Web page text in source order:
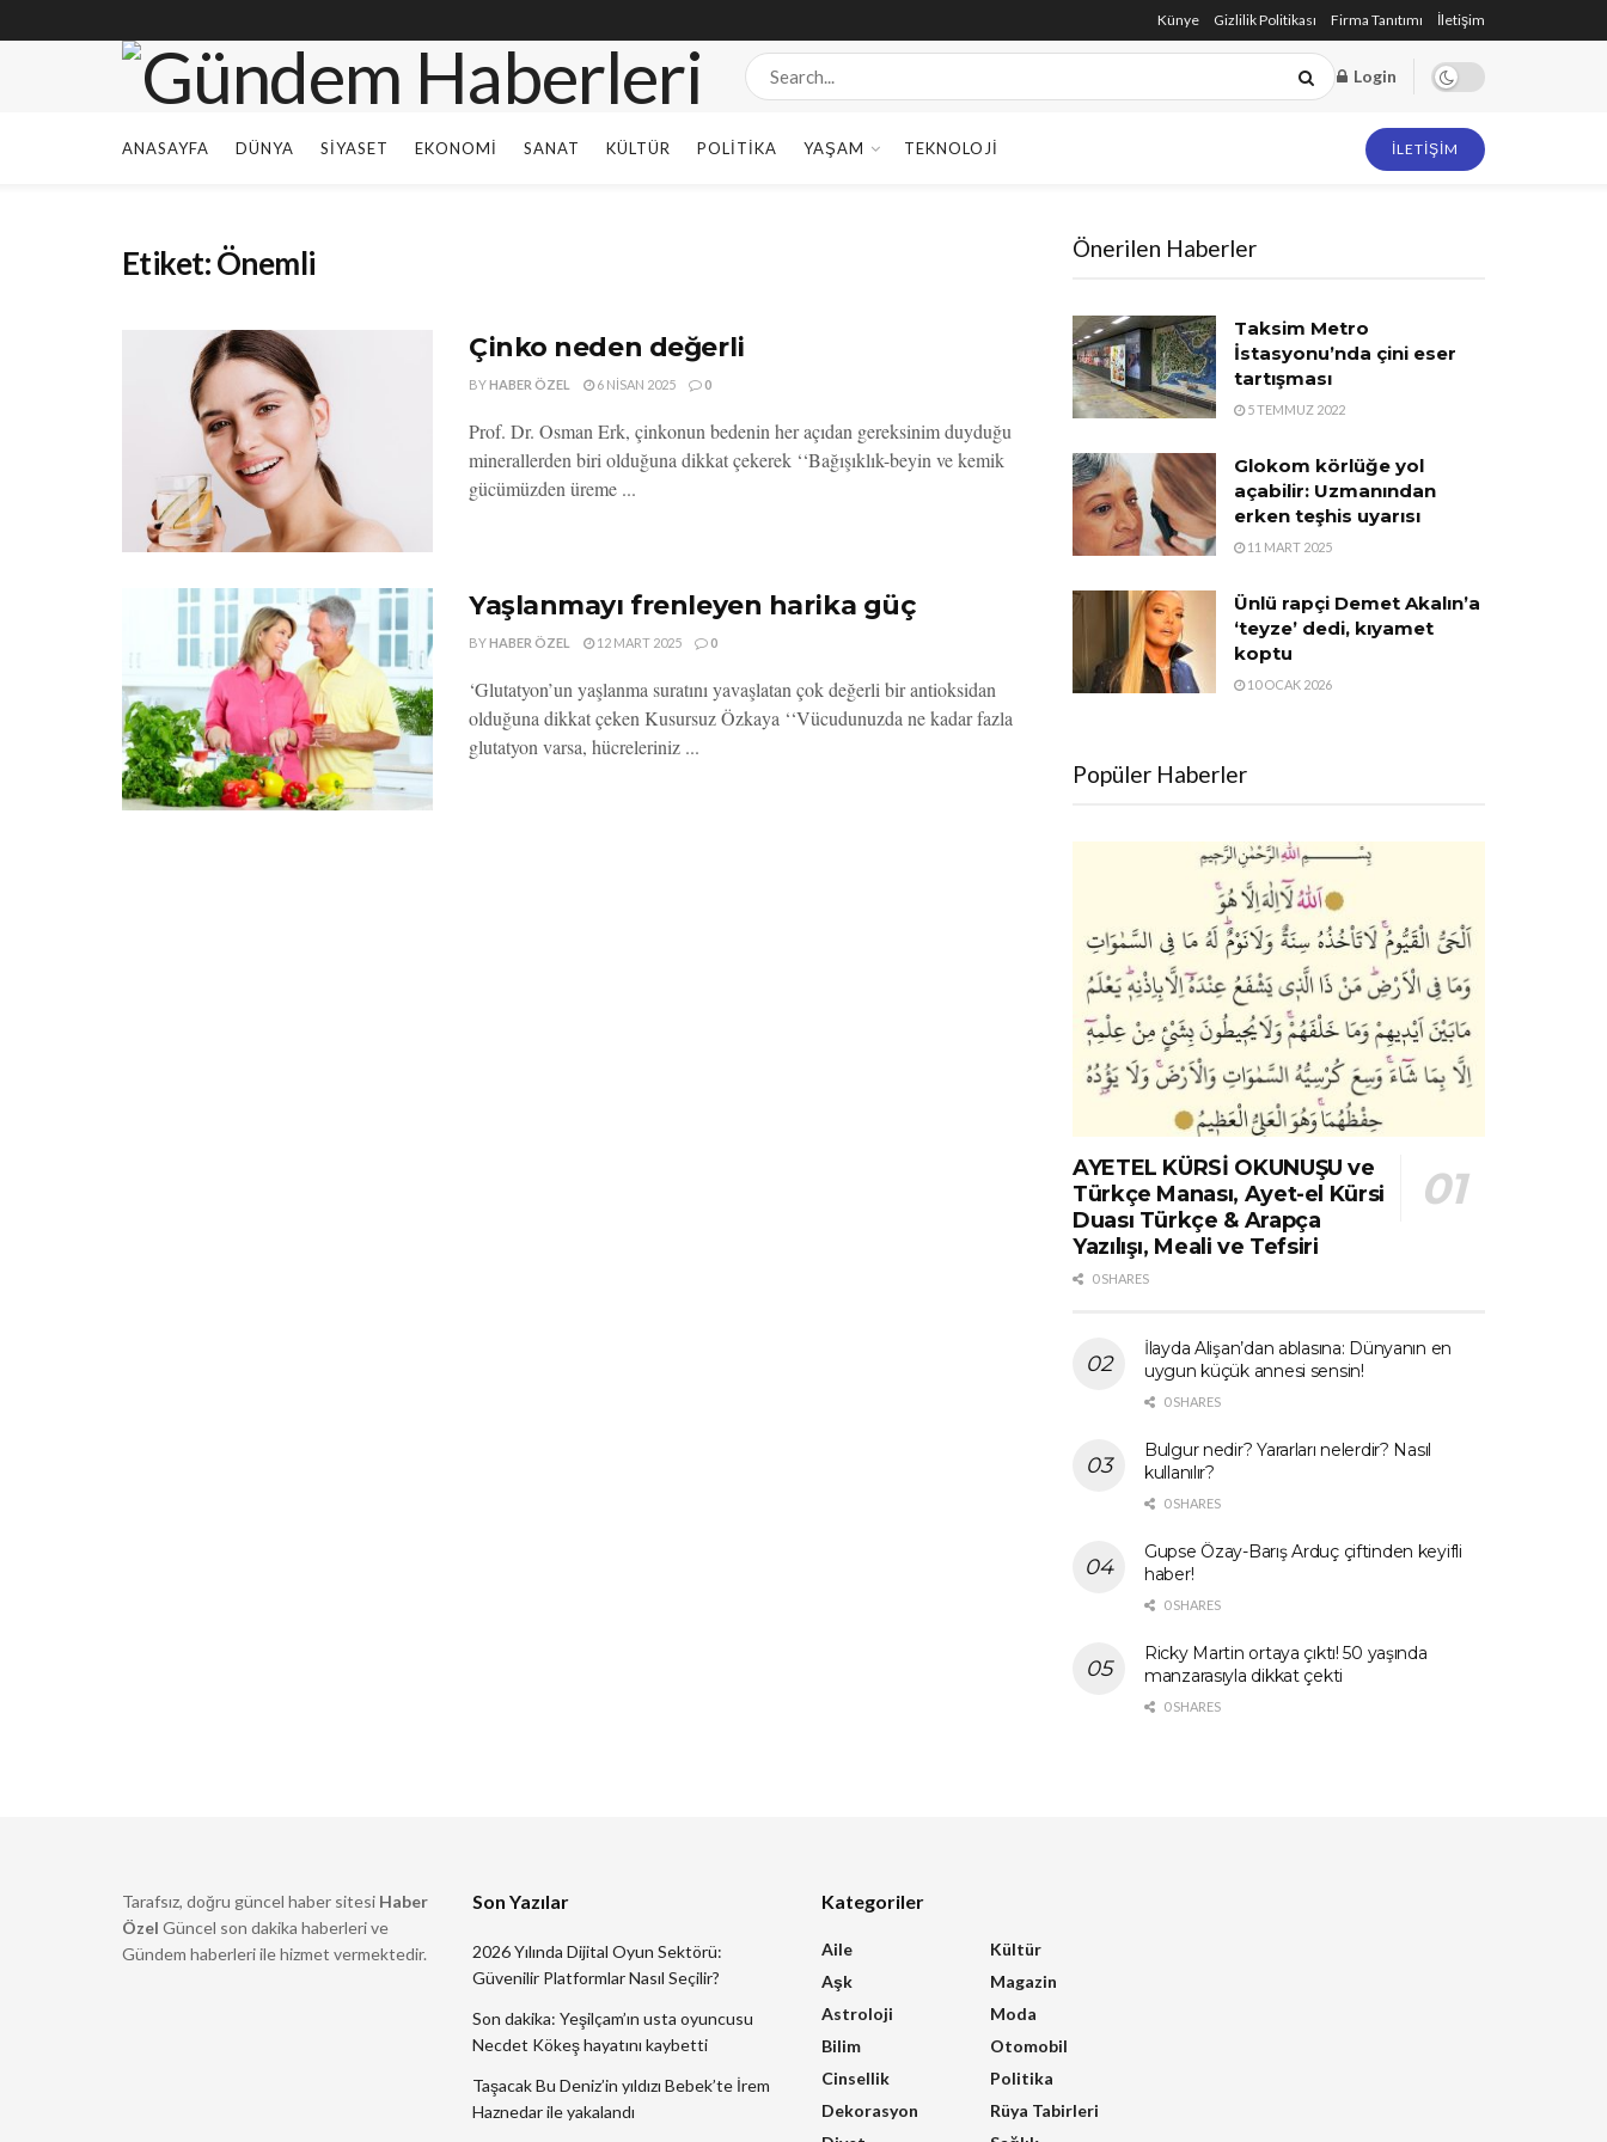
Künye Gizlilik Politikası Firma Tanıtımı İletişim
Login
ANASAYFA DÜNYA SIYASET EKONOMI SANAT KÜLTÜR POLITIKA YAŞAM TEKNOLOJI İLETIŞIM
Etiket:Önemli
Çinko neden değerli
BYHABER ÖZEL 6 NISAN 2025 0
Prof. Dr. Osman Erk, çinkonun bedenin her açıdan gereksinim duyduğu
minerallerden biri olduğuna dikkat çekerek ‘‘Bağışıklık-beyin ve kemik
gücümüzden üreme ...
Yaşlanmayı frenleyen harika güç
BYHABER ÖZEL 12 MART 2025 0
‘Glutatyon’un yaşlanma suratını yavaşlatan çok değerli bir antioksidan
olduğuna dikkat çeken Kusursuz Özkaya ‘‘Vücudunuzda ne kadar fazla
glutatyon varsa, hücreleriniz ...
Önerilen Haberler
Taksim Metro
İstasyonu’nda çini eser
tartışması
5 TEMMUZ 2022
Glokom körlüğe yol
açabilir: Uzmanından
erken teşhis uyarısı
11 MART 2025
Ünlü rapçi Demet Akalın’a
‘teyze’ dedi, kıyamet
koptu
10 OCAK 2026
Popüler Haberler
AYETEL KÜRSİ OKUNUŞU ve
Türkçe Manası, Ayet-el Kürsi
Duası Türkçe & Arapça
Yazılışı, Meali ve Tefsiri
0 SHARES
İlayda Alişan’dan ablasına: Dünyanın en
uygun küçük annesi sensin!
0 SHARES
Bulgur nedir? Yararları nelerdir? Nasıl
kullanılır?
0 SHARES
Gupse Özay-Barış Arduç çiftinden keyifli
haber!
0 SHARES
Ricky Martin ortaya çıktı! 50 yaşında
manzarasıyla dikkat çekti
0 SHARES
Tarafsız, doğru güncel haber sitesi Haber
Özel Güncel son dakika haberleri ve
Gündem haberleri ile hizmet vermektedir.
Son Yazılar
2026 Yılında Dijital Oyun Sektörü:
Güvenilir Platformlar Nasıl Seçilir?
Son dakika: Yeşilçam’ın usta oyuncusu
Necdet Kökeş hayatını kaybetti
Taşacak Bu Deniz’in yıldızı Bebek’te İrem
Haznedar ile yakalandı
Kategoriler
Aile
Aşk
Astroloji
Bilim
Cinsellik
Dekorasyon
Kültür
Magazin
Moda
Otomobil
Politika
Rüya Tabirleri